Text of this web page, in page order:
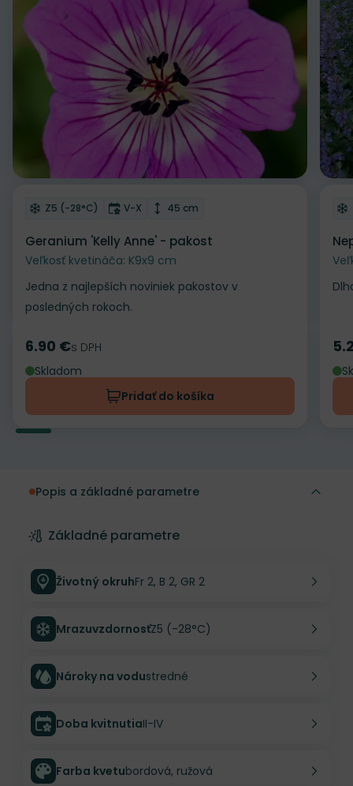
Odober do zoznamu želaní
Mrazuvzdornosť
Z5 (-28°C) Doba kvitnutia
V-X Výška rastliny
45 cm
Geranium 'Kelly Anne' - pakost
Veľkosť kvetináča: K9x9 cm
Jedna z najlepších noviniek pakostov v
posledných rokoch.
Cena
6.90 €s DPH
Skladom
Pridať do košíka
Popis a základné parametre
Základné parametre
Životný okruhFr 2, B 2, GR 2
MrazuvzdornosťZ5 (-28°C)
Nároky na vodustredné
Doba kvitnutiaII-IV
Farba kvetubordová, ružová